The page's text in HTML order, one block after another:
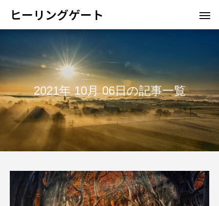
ヒーリングゲート
2021年 10月 06日の記事一覧